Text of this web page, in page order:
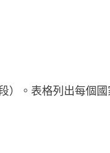
）。表格列出每個